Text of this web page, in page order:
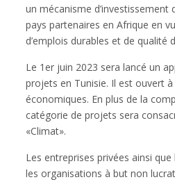
un mécanisme d’investissement
pays partenaires en Afrique en
d’emplois durables et de qualité
Le 1er juin 2023 sera lancé un
projets en Tunisie. Il est ouvert
économiques. En plus de la
catégorie de projets sera
«Climat».
Les entreprises privées ainsi
les organisations à but non